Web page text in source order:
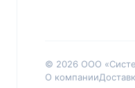
© 2026 ООО
О компании